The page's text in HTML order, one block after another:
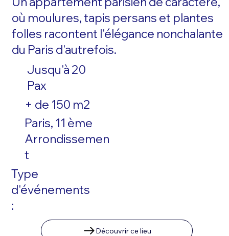
où moulures, tapis persans et plantes
folles racontent l'élégance nonchalante
du Paris d'autrefois.
Jusqu'à 20
Pax
+ de 150 m2
Paris, 11 ème
Arrondissemen
t
Type
d'événements
:
Découvrir ce lieu